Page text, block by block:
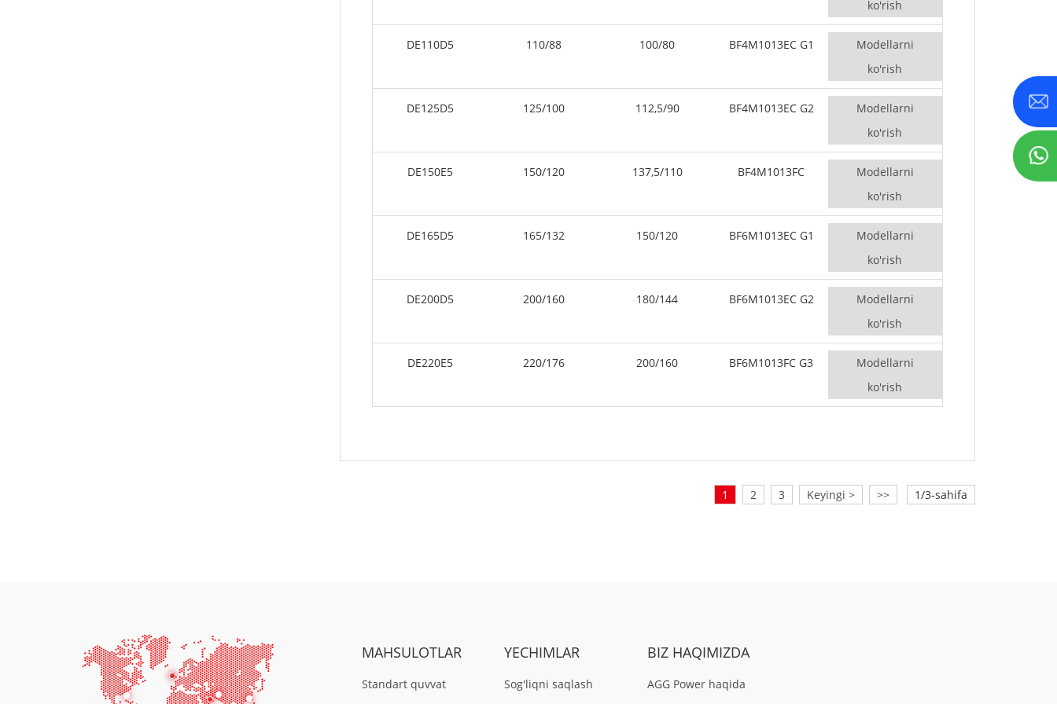
ko'rish
DE110D5 110/88 100/80 BF4M1013EC G1
Modellarni
ko'rish
DE125D5 125/100 112,5/90 BF4M1013EC G2
Modellarni
ko'rish
DE150E5 150/120 137,5/110 BF4M1013FC
Modellarni
ko'rish
DE165D5 165/132 150/120 BF6M1013EC G1
Modellarni
ko'rish
DE200D5 200/160 180/144 BF6M1013EC G2
Modellarni
ko'rish
DE220E5 220/176 200/160 BF6M1013FC G3
Modellarni
ko'rish
1 2 3 Keyingi > >> 1/3-sahifa
MAHSULOTLAR
Standart quvvat
YECHIMLAR
Sog'liqni saqlash
BIZ HAQIMIZDA
AGG Power haqida